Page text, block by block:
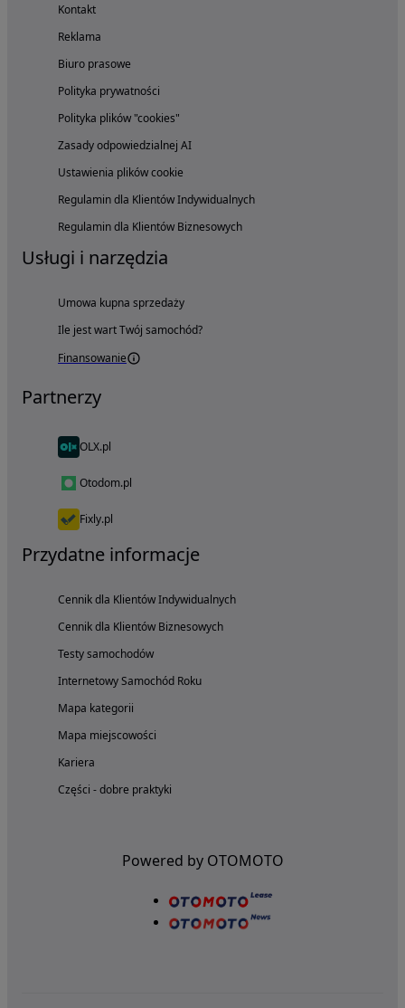
Kontakt
Reklama
Biuro prasowe
Polityka prywatności
Polityka plików "cookies"
Zasady odpowiedzialnej AI
Ustawienia plików cookie
Regulamin dla Klientów Indywidualnych
Regulamin dla Klientów Biznesowych
Usługi i narzędzia
Umowa kupna sprzedaży
Ile jest wart Twój samochód?
Finansowanie
Partnerzy
OLX.pl
Otodom.pl
Fixly.pl
Przydatne informacje
Cennik dla Klientów Indywidualnych
Cennik dla Klientów Biznesowych
Testy samochodów
Internetowy Samochód Roku
Mapa kategorii
Mapa miejscowości
Kariera
Części - dobre praktyki
Powered by OTOMOTO